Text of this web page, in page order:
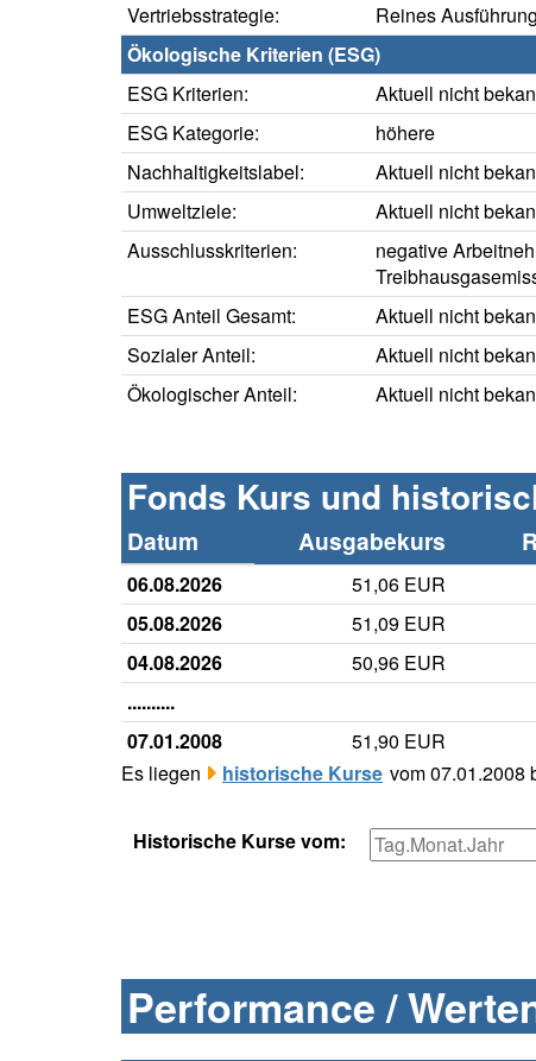
Vertriebsstrategie:
Reines
Ökologische Kriterien (ESG)
ESG Kriterien:
Aktuell nicht
ESG Kategorie:
höhere
Nachhaltigkeitslabel:
Aktuell nicht
Umweltziele:
Aktuell nicht
Ausschlusskriterien:
negative
ESG Anteil Gesamt:
Aktuell nicht
Sozialer Anteil:
Aktuell nicht
Ökologischer Anteil:
Aktuell nicht
Fonds Kurs und
Datum Ausgabekurs
06.08.2026 51,06 EUR
05.08.2026
51,09 EUR
04.08.2026
50,96 EUR
..........
07.01.2008
51,90 EUR
Es liegen
historische Kurse vom 07.01.2008
Historische Kurse vom:
Performance /